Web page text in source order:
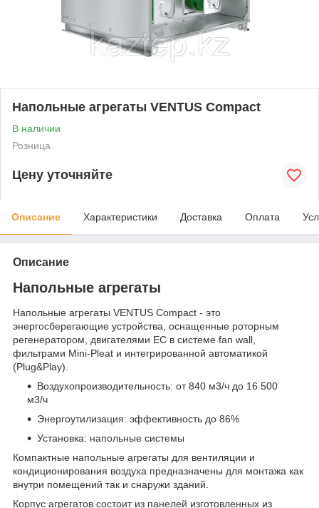
Напольные агрегаты VENTUS Compact
В наличии
Розница
Цену уточняйте
Описание Характеристики Доставка Оплата
Описание
Напольные агрегаты
Напольные агрегаты VENTUS Compact - это
энергосберегающие устройства, оснащенные роторным
регенератором, двигателями EC в системе fan wall,
фильтрами Mini-Pleat и интегрированной автоматикой
(Plug&Play).
Воздухопроизводительность: от 840 м3/ч до 16 500
м3/ч
Энергоутилизация: эффективность до 86%
Установка: напольные системы
Компактные напольные агрегаты для вентиляции и
кондиционирования воздуха предназначены для монтажа как
внутри помещений так и снаружи зданий.
Корпус агрегатов состоит из панелей изготовленных из